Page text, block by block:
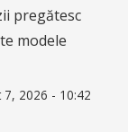
pregătesc
modele
7, 2026 - 10:42